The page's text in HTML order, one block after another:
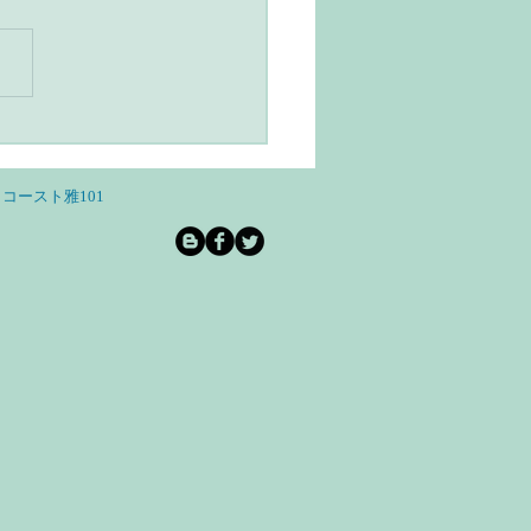
を意識する
ースト雅101